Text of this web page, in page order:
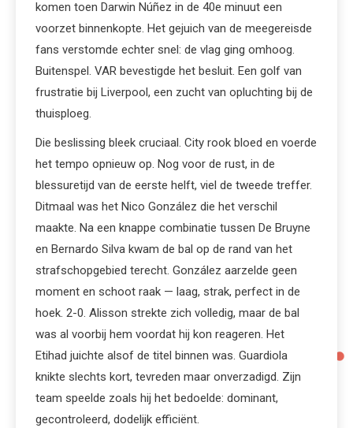
komen toen Darwin Núñez in de 40e minuut een
voorzet binnenkopte. Het gejuich van de meegereisde
fans verstomde echter snel: de vlag ging omhoog.
Buitenspel. VAR bevestigde het besluit. Een golf van
frustratie bij Liverpool, een zucht van opluchting bij de
thuisploeg.
Die beslissing bleek cruciaal. City rook bloed en voerde
het tempo opnieuw op. Nog voor de rust, in de
blessuretijd van de eerste helft, viel de tweede treffer.
Ditmaal was het Nico González die het verschil
maakte. Na een knappe combinatie tussen De Bruyne
en Bernardo Silva kwam de bal op de rand van het
strafschopgebied terecht. González aarzelde geen
moment en schoot raak — laag, strak, perfect in de
hoek. 2-0. Alisson strekte zich volledig, maar de bal
was al voorbij hem voordat hij kon reageren. Het
Etihad juichte alsof de titel binnen was. Guardiola
knikte slechts kort, tevreden maar onverzadigd. Zijn
team speelde zoals hij het bedoelde: dominant,
gecontroleerd, dodelijk efficiënt.